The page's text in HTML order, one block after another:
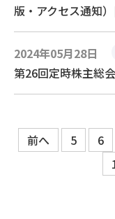
版・アクセス通知
2024年05月28日
第26回定時株主総
前へ 5 6